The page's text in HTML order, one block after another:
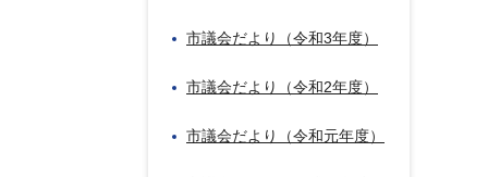
市議会だより（令和3年度）
市議会だより（令和2年度）
市議会だより（令和元年度）